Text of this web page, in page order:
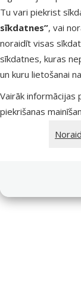
Tu vari piekrist
sīkdatnes”, vai
noraidīt visas
sīkdatnes, kuras
un kuru lietošanai
Vairāk informācijas
piekrišanas